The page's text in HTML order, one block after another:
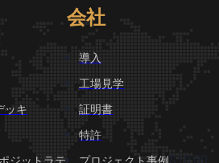
ッキ
ジットラテ
会社
導入
工場見学
証明書
特許
プロジェクト事例$10.00